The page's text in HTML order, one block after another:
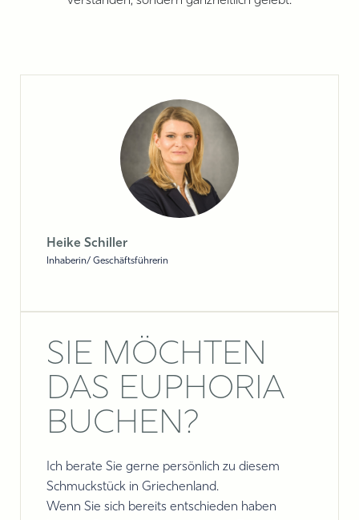
Heike Schiller
Inhaberin/ Geschäftsführerin
SIE MÖCHTEN
DAS EUPHORIA
BUCHEN?
Ich berate Sie gerne persönlich zu diesem
Schmuckstück in Griechenland.
Wenn Sie sich bereits entschieden haben